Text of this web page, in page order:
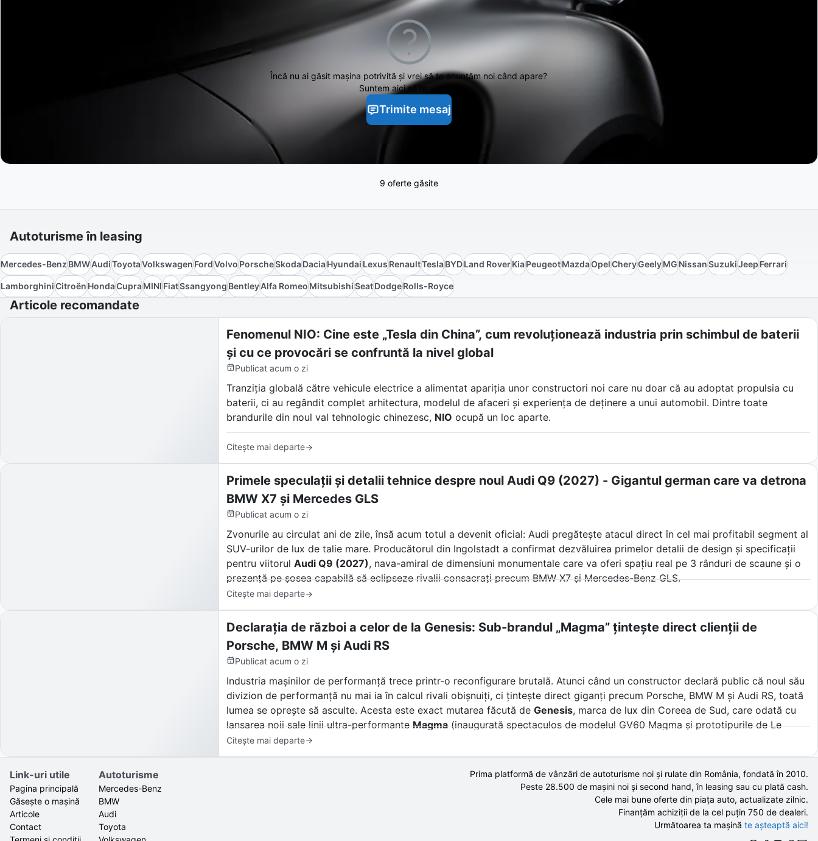
Încă nu ai găsit mașina potrivită și vrei să te anunțăm noi când apare?
Suntem aici să te ajutăm.
Trimite mesaj
9 oferte găsite
Autoturisme în leasing
Mercedes-BenzBMWAudiToyotaVolkswagenFordVolvoPorscheSkodaDaciaHyundaiLexusRenaultTeslaBYDLand RoverKiaPeugeotMazdaOpelCheryGeelyMGNissanSuzukiJeepFerrari
LamborghiniCitroënHondaCupraMINIFiatSsangyongBentleyAlfa RomeoMitsubishiSeatDodgeRolls-Royce
Articole recomandate
Fenomenul NIO: Cine este „Tesla din China”, cum revoluționează industria prin schimbul de baterii
și cu ce provocări se confruntă la nivel global
Publicat acum o zi
Tranziția globală către vehicule electrice a alimentat apariția unor constructori noi care nu doar că au adoptat propulsia cu
baterii, ci au regândit complet arhitectura, modelul de afaceri și experiența de deținere a unui automobil. Dintre toate
brandurile din noul val tehnologic chinezesc, NIO ocupă un loc aparte.
Denumită frecvent de presa internațională „Tesla din China”, compania din Shanghai nu s-a mulțumit doar să construiască
SUV-uri și sedanuri electrice de lux. NIO a creat un ecosistem unic bazat pe schimburile automatizate de baterii, asistenți
Citește mai departe
Primele speculații și detalii tehnice despre noul Audi Q9 (2027) - Gigantul german care va detrona
BMW X7 și Mercedes GLS
Publicat acum o zi
Zvonurile au circulat ani de zile, însă acum totul a devenit oficial: Audi pregătește atacul direct în cel mai profitabil segment al
SUV-urilor de lux de talie mare. Producătorul din Ingolstadt a confirmat dezvăluirea primelor detalii de design și specificații
pentru viitorul Audi Q9 (2027), nava-amiral de dimensiuni monumentale care va oferi spațiu real pe 3 rânduri de scaune și o
prezență pe șosea capabilă să eclipseze rivalii consacrați precum BMW X7 și Mercedes-Benz GLS.
Citește mai departe
Declarația de război a celor de la Genesis: Sub-brandul „Magma” țintește direct clienții de
Porsche, BMW M și Audi RS
Publicat acum o zi
Industria mașinilor de performanță trece printr-o reconfigurare brutală. Atunci când un constructor declară public că noul său
divizion de performanță nu mai ia în calcul rivali obișnuiți, ci țintește direct giganți precum Porsche, BMW M și Audi RS, toată
lumea se oprește să asculte. Acesta este exact mutarea făcută de Genesis, marca de lux din Coreea de Sud, care odată cu
lansarea noii sale linii ultra-performanteMagma(inaugurată spectaculos de modelul GV60 Magma și prototipurile de Le
Mans), declară deschis că vrea să fure din clienții fideli ai celor mai mari nume germane.
și gigantul din Stuttgart sau München, trebuie să răspundem la o întrebare esențială pentru mulți șoferi din Europa de Est.
Citește mai departe
Prima platformă de vânzări de autoturisme noi și rulate din România, fondată în 2010.
Peste 28.500 de mașini noi și second hand,în leasing sau cu plată cash.
Cele mai bune oferte din piața auto, actualizate zilnic.
Finanțăm achiziții de la cel puțin 750 de dealeri.
Următoarea ta mașină te așteaptă aici!
Link-uri utile
Pagina principală
Găsește o mașină
Articole
Contact
Autoturisme
Mercedes-Benz
BMW
Audi
Toyota